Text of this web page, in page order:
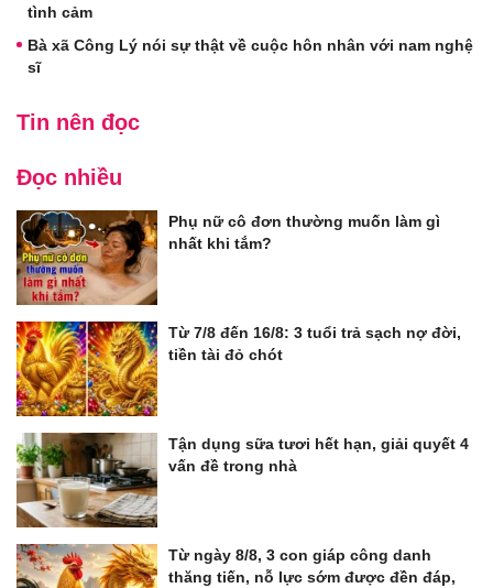
tình cảm
Bà xã Công Lý nói sự thật về cuộc hôn nhân với nam nghệ
sĩ
Tin nên đọc
Đọc nhiều
Phụ nữ cô đơn thường muốn làm gì
nhất khi tắm?
Từ 7/8 đến 16/8: 3 tuổi trả sạch nợ đời,
tiền tài đỏ chót
Tận dụng sữa tươi hết hạn, giải quyết 4
vấn đề trong nhà
Từ ngày 8/8, 3 con giáp công danh
thăng tiến, nỗ lực sớm được đền đáp,